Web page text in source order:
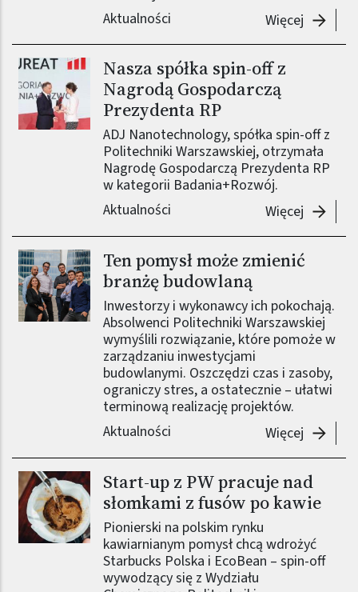
Aktualności
Więcej Godło
Nasza spółka spin-off z
Nagrodą Gospodarczą
Prezydenta RP
ADJ Nanotechnology, spółka spin-off z
Politechniki Warszawskiej, otrzymała
Nagrodę Gospodarczą Prezydenta RP
w kategorii Badania+Rozwój.
Aktualności
Więcej Nasza
Ten pomysł może zmienić
branżę budowlaną
Inwestorzy i wykonawcy ich pokochają.
Absolwenci Politechniki Warszawskiej
wymyślili rozwiązanie, które pomoże w
zarządzaniu inwestycjami
budowlanymi. Oszczędzi czas i zasoby,
ograniczy stres, a ostatecznie – ułatwi
terminową realizację projektów.
Aktualności
Więcej Ten
Start-up z PW pracuje nad
słomkami z fusów po kawie
Pionierski na polskim rynku
kawiarnianym pomysł chcą wdrożyć
Starbucks Polska i EcoBean – spin-off
wywodzący się z Wydziału